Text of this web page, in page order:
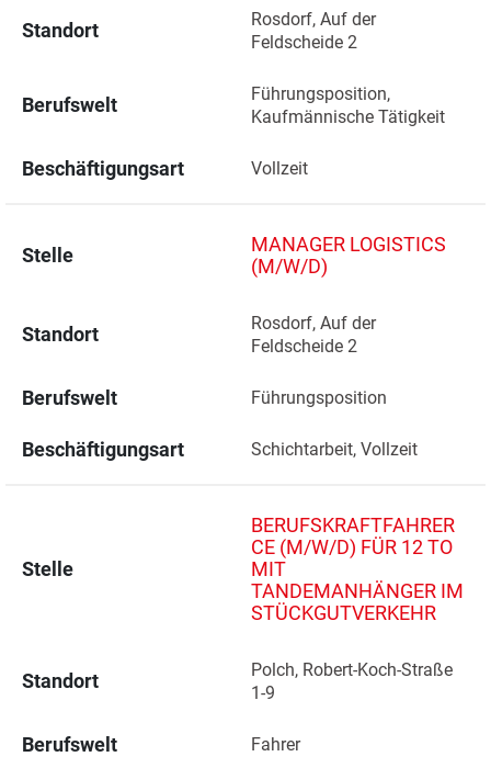
Standort
Rosdorf, Auf der
Feldscheide 2
Berufswelt
Führungsposition,
Kaufmännische Tätigkeit
Beschäftigungsart Vollzeit
Stelle
MANAGER LOGISTICS
(M/W/D)
Standort
Rosdorf, Auf der
Feldscheide 2
Berufswelt Führungsposition
Beschäftigungsart Schichtarbeit, Vollzeit
Stelle
BERUFSKRAFTFAHRER
CE (M/W/D) FÜR 12 TO
MIT
TANDEMANHÄNGER IM
STÜCKGUTVERKEHR
Standort
Polch, Robert-Koch-Straße
1-9
Berufswelt Fahrer